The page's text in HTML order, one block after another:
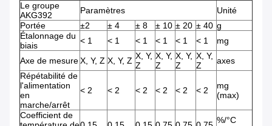
Le groupe
AKG392
Paramètres
Unité
Portée
±2 ± 4 ± 8 ± 10 ± 20 ± 40 g
Étalonnage du
biais
< 1 < 1 < 1 < 1 < 1 < 1 mg
Axe de mesureX, Y, Z X, Y, Z X, Y,
Z
X, Y,
Z
X, Y,
Z
X, Y,
Z
axes
Répétabilité de
l'alimentation
en
marche/arrêt
< 2 < 2 < 2 < 2 < 2 < 2
mg
(max)
Coefficient de
%/°C